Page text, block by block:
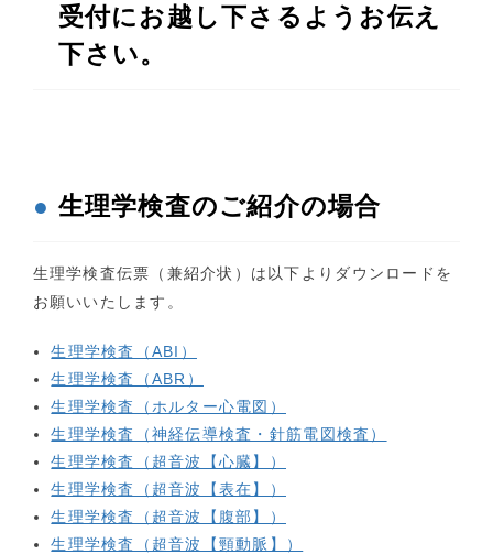
受付にお越し下さるようお伝え
下さい。
● 生理学検査のご紹介の場合
生理学検査伝票（兼紹介状）は以下よりダウンロードを
お願いいたします。
生理学検査（ABI）
生理学検査（ABR）
生理学検査（ホルター心電図）
生理学検査（神経伝導検査・針筋電図検査）
生理学検査（超音波【心臓】）
生理学検査（超音波【表在】）
生理学検査（超音波【腹部】）
生理学検査（超音波【頸動脈】）